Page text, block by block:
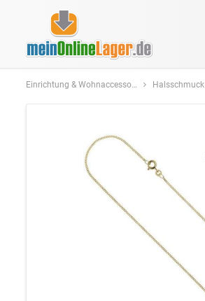
Einrichtung & Wohnaccessoires Halsschmuck